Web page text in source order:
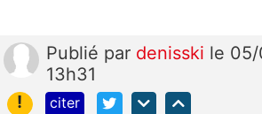
Publié par denisski le
13h31
!
citer